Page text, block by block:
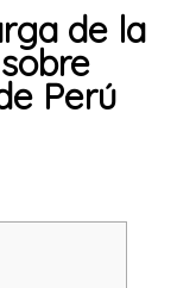
de la
Perú